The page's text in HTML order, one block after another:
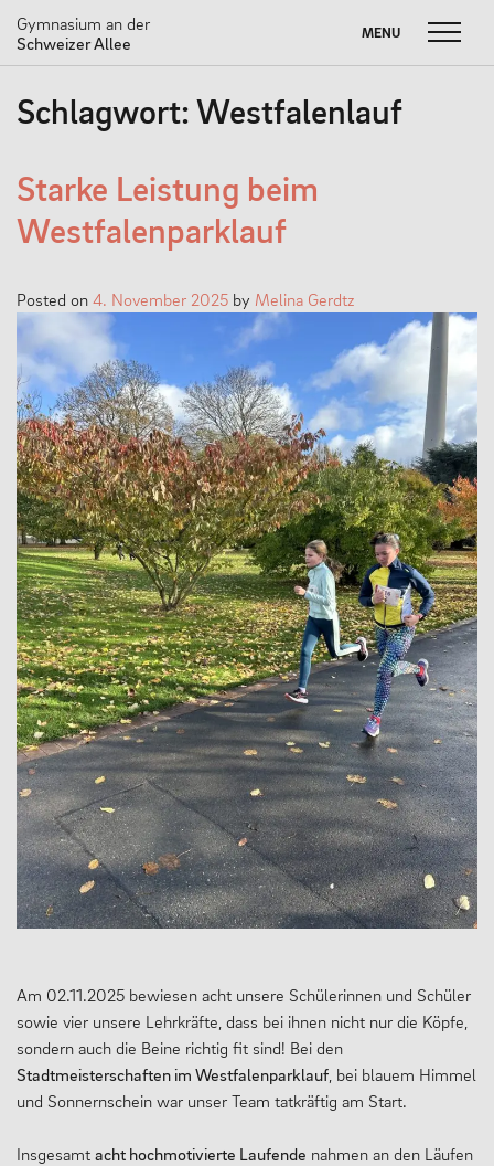
Gymnasium an der
Schweizer Allee
MENU
MENU
Suche
Unser Leitbild
Neuigkeiten
Partnerschaften
#dasneueGADSA
Nachhaltigkeit
MENSCHEN
Geschäftsverteilungsplan
Kollegium
Vertretung der Schülerschaft
Praktikum
Erziehungsberechtigte & Förderverein
Ehemalige
Schulsozialarbeit
13plus Nachmittagsangebot
Austausche und Fahrten
Europa
Berufliche Orientierung
SOMMERBRIEF
Schlagwort:Westfalenlauf
Starke Leistung beim
Westfalenparklauf
Posted on 4. November 2025 by Melina Gerdtz
Am 02.11.2025 bewiesen acht unsere Schülerinnen und Schüler
sowie vier unsere Lehrkräfte, dass bei ihnen nicht nur die Köpfe,
sondern auch die Beine richtig fit sind! Bei den
Stadtmeisterschaften im Westfalenparklauf , bei blauem Himmel
und Sonnernschein war unser Team tatkräftig am Start.
Insgesamt acht hochmotivierte Laufende nahmen an den Läufen